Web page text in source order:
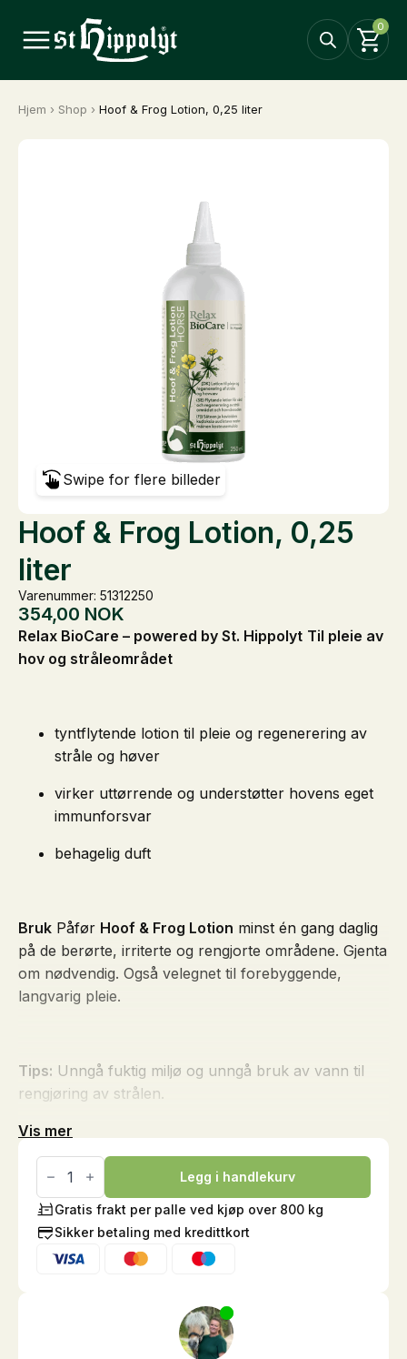
0
Hjem › Shop › Hoof & Frog Lotion, 0,25 liter
Swipe for flere billeder
Hoof & Frog Lotion, 0,25
liter
Varenummer: 51312250
354,00 NOK
Relax BioCare – powered by St. Hippolyt Til pleie av
hov og stråleområdet
tyntflytende lotion til pleie og regenerering av
stråle og høver
virker uttørrende og understøtter hovens eget
immunforsvar
behagelig duft
Bruk Påfør Hoof & Frog Lotion minst én gang daglig
på de berørte, irriterte og rengjorte områdene. Gjenta
om nødvendig. Også velegnet til forebyggende,
langvarig pleie.
Tips: Unngå fuktig miljø og unngå bruk av vann til
rengjøring av strålen.
Vis mer
Hoof
Frog
Lotion,
0,25
liter
antall
Legg i handlekurv
Gratis frakt per palle ved kjøp over 800 kg
Sikker betaling med kredittkort